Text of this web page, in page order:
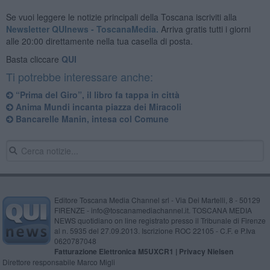
Se vuoi leggere le notizie principali della Toscana iscriviti alla
Newsletter QUInews - ToscanaMedia. Arriva gratis tutti i giorni
alle 20:00 direttamente nella tua casella di posta.
Basta cliccare QUI
Ti potrebbe interessare anche:
“Prima del Giro”, il libro fa tappa in città
Anima Mundi incanta piazza dei Miracoli
Bancarelle Manin, intesa col Comune
Editore Toscana Media Channel srl - Via Dei Martelli, 8 - 50129
FIRENZE - info@toscanamediachannel.it. TOSCANA MEDIA
NEWS quotidiano on line registrato presso il Tribunale di Firenze
al n. 5935 del 27.09.2013. Iscrizione ROC 22105 - C.F. e P.Iva
0620787048
Fatturazione Elettronica M5UXCR1 | Privacy Nielsen
Direttore responsabile Marco Migli